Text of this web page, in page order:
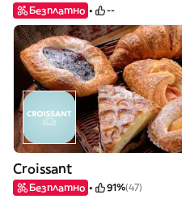
Безплатно --
Croissant
Безплатно 91%(47)